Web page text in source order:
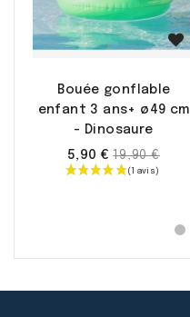
Promo !
Bouée gonflable
enfant 3 ans+ ø49 cm
- Dinosaure
5,90 € Prix
de
19,90 €